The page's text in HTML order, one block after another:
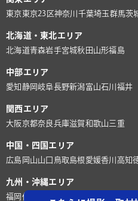
東京東京23区神奈川 千葉埼玉群馬茨
北海道・東北エリア
北海道青森岩手宮城秋田 山形福島
中部エリア
愛知 静岡 岐阜長野新潟富山石川 福井
関西エリア
大阪京都奈良兵庫滋賀和歌山三重
中国・四国エリア
広島 岡山山口 鳥取島根 愛媛香川 高知
九州・沖縄エリア
福岡 佐賀